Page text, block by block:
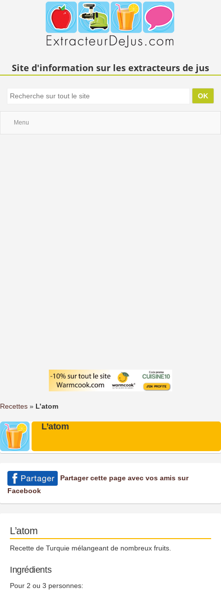
Site d'information sur les extracteurs de jus
Menu
Recettes » L’atom
L’atom
Partager cette page avec vos amis sur
Facebook
L’atom
Recette de Turquie mélangeant de nombreux fruits.
Ingrédients
Pour 2 ou 3 personnes: